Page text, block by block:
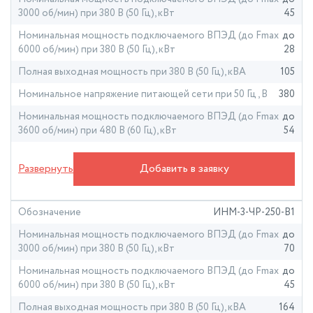
3000 об/мин) при 380 В (50 Гц), кВт
45
Номинальная мощность подключаемого ВПЭД (до Fmax
6000 об/мин) при 380 В (50 Гц), кВт
до
28
Полная выходная мощность при 380 В (50 Гц), кВА
105
Номинальное напряжение питающей сети при 50 Гц , В
380
Номинальная мощность подключаемого ВПЭД (до Fmax
3600 об/мин) при 480 В (60 Гц), кВт
до
54
Полная выходная мощностьпри 480 В (60 Гц), кВА
133
Номинальный ток силовой цепи, А
Диапазон регулирования частоты вращения
вентильным электродвигателем
1-250 Гц с
шагом 0,1 Гц
Выходной фильтр
Встроенный синусный фильтр
Интерфейсы
RS-232 (1 шт.), USB, RS-485 (2 шт.), Ethernet, CAN
(системный)
Протоколы
GPRS, ModbusRTU (карты памяти Роснефть ЕТТ
версия 6.00, Газпром нефть, Лукойл ЕТТ 3.0)
Развернуть Добавить в заявку
Обозначение
ИНМ-3-ЧР-250-В1
Номинальная мощность подключаемого ВПЭД (до Fmax
3000 об/мин) при 380 В (50 Гц), кВт
до
70
Номинальная мощность подключаемого ВПЭД (до Fmax
6000 об/мин) при 380 В (50 Гц), кВт
до
45
Полная выходная мощность при 380 В (50 Гц), кВА
164